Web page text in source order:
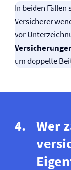
In beiden Fällen
Versicherer
vor
um doppelte
Wer